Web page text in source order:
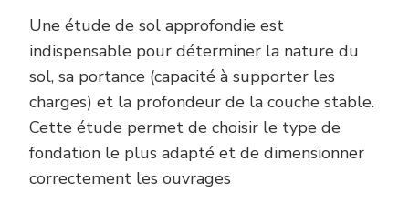
Une étude de sol approfondie est
indispensable pour déterminer la nature du
sol, sa portance (capacité à supporter les
charges) et la profondeur de la couche stable.
Cette étude permet de choisir le type de
fondation le plus adapté et de dimensionner
correctement les ouvrages